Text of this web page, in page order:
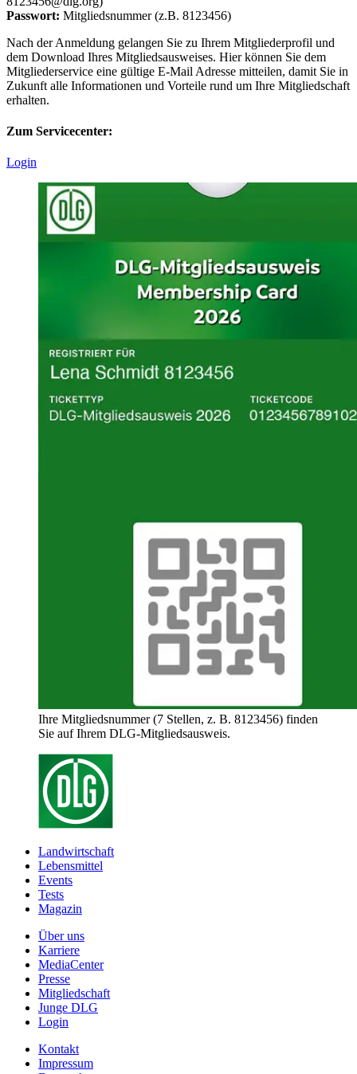
Passwort: Mitgliedsnummer (z.B. 8123456)
Nach der Anmeldung gelangen Sie zu Ihrem Mitgliederprofil und
dem Download Ihres Mitgliedsausweises. Hier können Sie dem
Mitgliederservice eine gültige E-Mail Adresse mitteilen, damit Sie in
Zukunft alle Informationen und Vorteile rund um Ihre Mitgliedschaft
erhalten.
Zum Servicecenter:
Login
Ihre Mitgliedsnummer (7 Stellen, z. B. 8123456) finden
Sie auf Ihrem DLG-Mitgliedsausweis.
Landwirtschaft
Lebensmittel
Events
Tests
Magazin
Über uns
Karriere
MediaCenter
Presse
Mitgliedschaft
Junge DLG
Login
Kontakt
Impressum